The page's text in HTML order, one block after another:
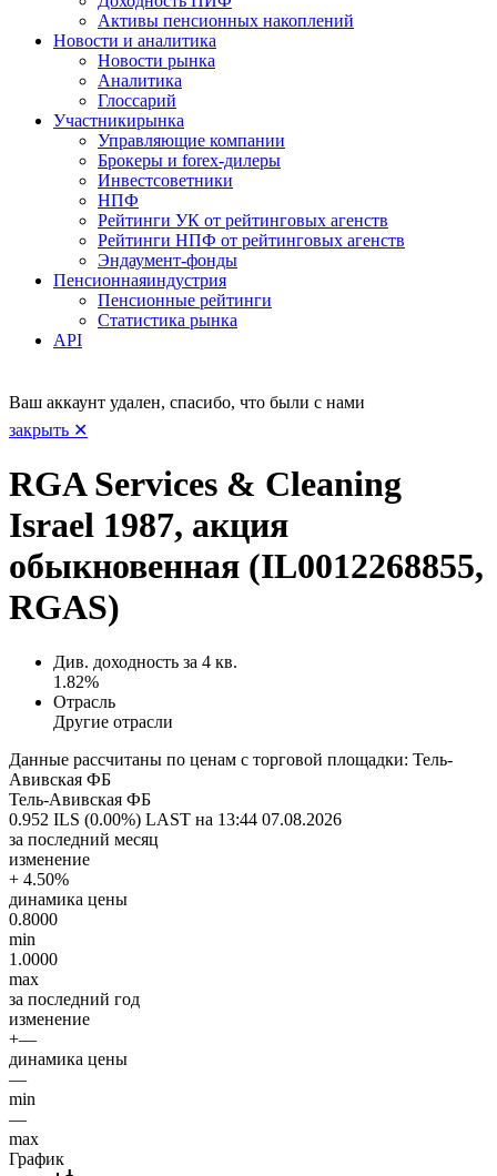
Активы пенсионных накоплений
Новости и аналитика
Новости рынка
Аналитика
Глоссарий
Участникирынка
Управляющие компании
Брокеры и forex-дилеры
Инвестсоветники
НПФ
Рейтинги УК от рейтинговых агенств
Рейтинги НПФ от рейтинговых агенств
Эндаумент-фонды
Пенсионнаяиндустрия
Пенсионные рейтинги
Статистика рынка
API
Ваш аккаунт удален, спасибо, что были с нами
закрыть ✕
RGA Services & Cleaning
Israel 1987, акция
обыкновенная (IL0012268855,
RGAS)
Див. доходность за 4 кв.
1.82%
Отрасль
Другие отрасли
Данные рассчитаны по ценам с торговой площадки: Тель-
Авивская ФБ
Тель-Авивская ФБ
0.952 ILS (0.00%) LAST на 13:44 07.08.2026
за последний месяц
изменение
+ 4.50%
динамика цены
0.8000
min
1.0000
max
за последний год
изменение
+—
динамика цены
—
min
—
max
График